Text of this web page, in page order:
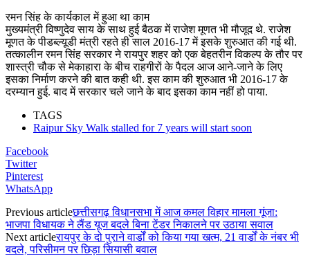
रमन सिंह के कार्यकाल में हुआ था काम
मुख्यमंत्री विष्णुदेव साय के साथ हुई बैठक में राजेश मूणत भी मौजूद थे. राजेश
मूणत के पीडब्ल्यूडी मंत्री रहते ही साल 2016-17 में इसके शुरुआत की गई थी.
तत्कालीन रमन सिंह सरकार ने रायपुर शहर को एक बेहतरीन विकल्प के तौर पर
शास्त्री चौक से मेकाहारा के बीच राहगीरों के पैदल आज आने-जाने के लिए
इसका निर्माण करने की बात कही थी. इस काम की शुरुआत भी 2016-17 के
दरम्यान हुई. बाद में सरकार चले जाने के बाद इसका काम नहीं हो पाया.
TAGS
Raipur Sky Walk stalled for 7 years will start soon
Facebook
Twitter
Pinterest
WhatsApp
Previous articleछत्तीसगढ़ विधानसभा में आज कमल विहार मामला गूंजा:
भाजपा विधायक ने लैंड यूज बदले बिना टेंडर निकालने पर उठाया सवाल
Next articleरायपुर के दो पुराने वार्डों को किया गया खत्म, 21 वार्डों के नंबर भी
बदले, परिसीमन पर छिड़ा सियासी बवाल